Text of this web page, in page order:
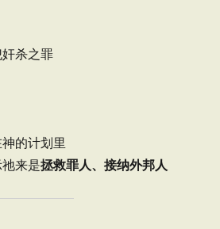
杀之罪
的计划里
祂来是拯救罪人、接纳外邦人